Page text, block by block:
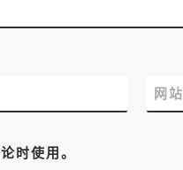
网
时使用。